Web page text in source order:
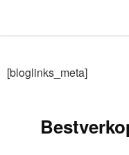
[bloglinks_meta]